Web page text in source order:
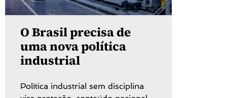
O Brasil precisa de
uma nova política
industrial
Política industrial sem disciplina